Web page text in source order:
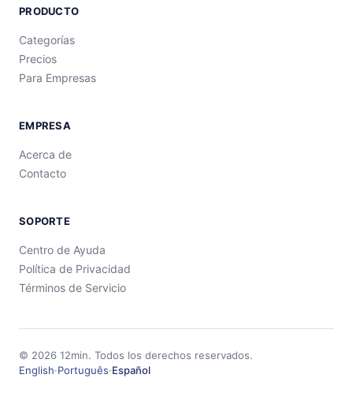
PRODUCTO
Categorías
Precios
Para Empresas
EMPRESA
Acerca de
Contacto
SOPORTE
Centro de Ayuda
Política de Privacidad
Términos de Servicio
© 2026 12min. Todos los derechos reservados.
English·Português·Español